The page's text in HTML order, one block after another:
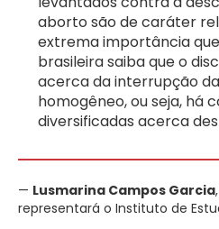
aborto são de caráter
extrema importância
brasileira saiba que o
acerca da interrupção
homogêneo, ou seja, há
diversificadas acerca
— Lusmarina Campos Garcia
representará o Instituto de